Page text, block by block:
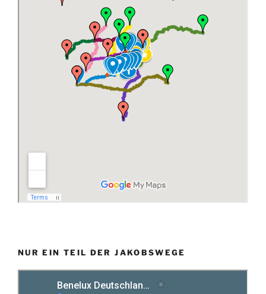
NUR EIN TEIL DER JAKOBSWEGE